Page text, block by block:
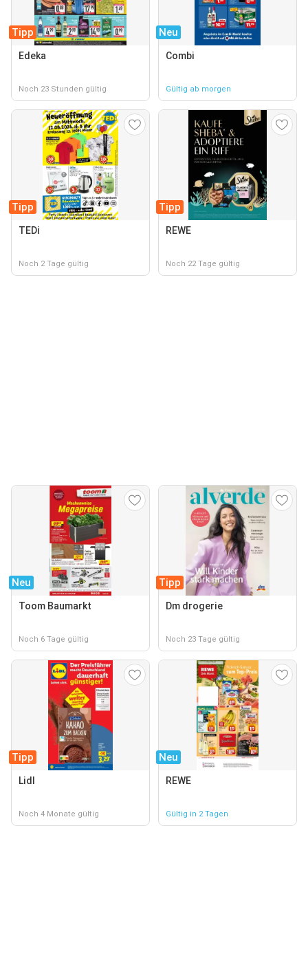
Tipp
Edeka
Noch 23 Stunden gültig
Neu
Combi
Gültig ab morgen
Tipp
TEDi
Noch 2 Tage gültig
Tipp
REWE
Noch 22 Tage gültig
Neu
Toom Baumarkt
Noch 6 Tage gültig
Tipp
Dm drogerie
Noch 23 Tage gültig
Tipp
Lidl
Noch 4 Monate gültig
Neu
REWE
Gültig in 2 Tagen